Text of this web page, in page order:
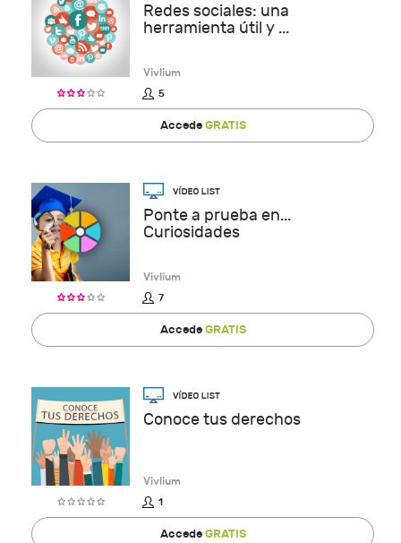
Redes sociales: una
herramienta útil y ...
Vivlium
5
AccedeGRATIS
Ponte a prueba en...
Curiosidades
Vivlium
7
AccedeGRATIS
Conoce tus derechos
Vivlium
1
AccedeGRATIS